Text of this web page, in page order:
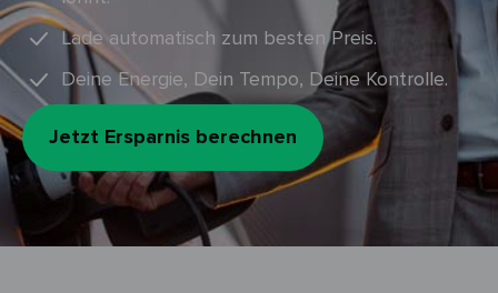
Lade automatisch zum besten Preis.
Deine Energie, Dein Tempo, Deine Kontrolle.
Jetzt Ersparnis berechnen